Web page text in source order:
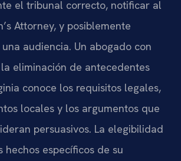
el tribunal correcto, notificar al
Attorney, y posiblemente
audiencia. Un abogado con
eliminación de antecedentes
conoce los requisitos legales,
locales y los argumentos que
persuasivos. La elegibilidad
hechos específicos de su